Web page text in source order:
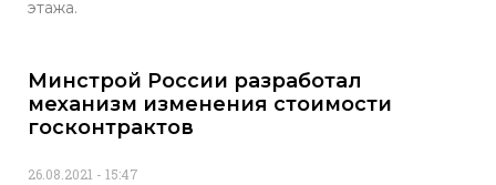
этажа.
Минстрой России разработал
механизм изменения стоимости
госконтрактов
26.08.2021 15:47